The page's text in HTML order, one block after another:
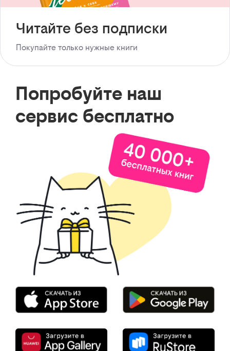
Читайте без подписки
Покупайте только нужные книги
Попробуйте наш
сервис бесплатно